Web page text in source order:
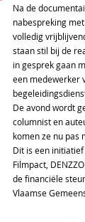
Na de
nabespreking
volledig
staan stil bij de
in gesprek gaan
een medewerker
De avond wordt
columnist en
komen ze nu pas
Dit is een
Filmpact,
de financiële
Vlaamse